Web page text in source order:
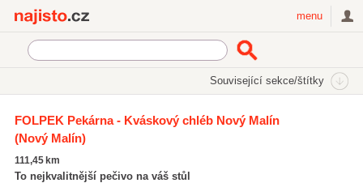
menu
Související sekce/štítky
tvarohové koláče
povidlové koláče
makové koláče
(218)
FOLPEK Pekárna - Kváskový chléb Nový Malín
(Nový Malín)
111,45 km
To nejkvalitnější pečivo na váš stůl